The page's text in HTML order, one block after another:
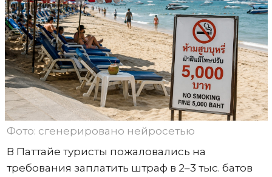
Фото: сгенерировано нейросетью
В Паттайе туристы пожаловались на
требования заплатить штраф в 2–3 тыс. батов